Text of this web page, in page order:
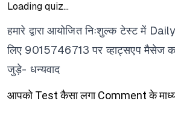
Loading quiz...
हमारे द्वारा आयोजित निःशुल्क टेस्ट में Daily
लिए 9015746713पर व्हाट्सएप मैसेज
जुड़े- धन्यवाद
आपकोTestकैसा लगाCommentके